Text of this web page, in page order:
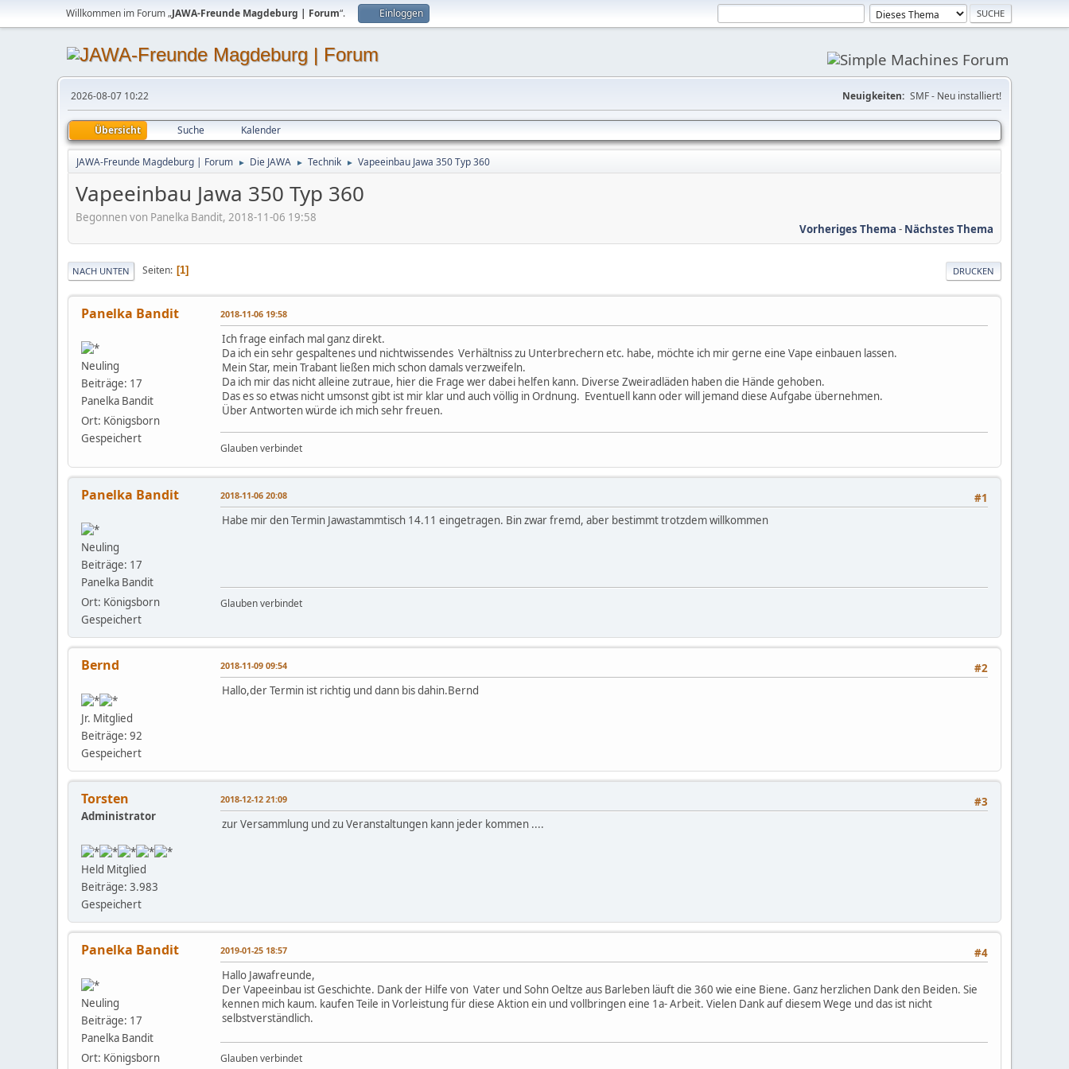
Willkommen im Forum „JAWA-Freunde Magdeburg | Forum“. Einloggen
2026-08-07 10:22 Neuigkeiten: SMF - Neu installiert!
Übersicht Suche Kalender
JAWA-Freunde Magdeburg | Forum ► Die JAWA ► Technik ► Vapeeinbau Jawa 350 Typ 360
Vapeeinbau Jawa 350 Typ 360
Begonnen von Panelka Bandit, 2018-11-06 19:58
Vorheriges Thema - Nächstes Thema
DRUCKEN
NACH UNTEN Seiten 1
Panelka Bandit
Neuling
Beiträge: 17
Panelka Bandit
Ort: Königsborn
Gespeichert
2018-11-06 19:58
Ich frage einfach mal ganz direkt.
Da ich ein sehr gespaltenes und nichtwissendes Verhältniss zu Unterbrechern etc. habe, möchte ich mir gerne eine Vape einbauen lassen.
Mein Star, mein Trabant ließen mich schon damals verzweifeln.
Da ich mir das nicht alleine zutraue, hier die Frage wer dabei helfen kann. Diverse Zweiradläden haben die Hände gehoben.
Das es so etwas nicht umsonst gibt ist mir klar und auch völlig in Ordnung. Eventuell kann oder will jemand diese Aufgabe übernehmen.
Über Antworten würde ich mich sehr freuen.
Glauben verbindet
Panelka Bandit
Neuling
Beiträge: 17
Panelka Bandit
Ort: Königsborn
Gespeichert
#1
2018-11-06 20:08
Habe mir den Termin Jawastammtisch 14.11 eingetragen. Bin zwar fremd, aber bestimmt trotzdem willkommen
Glauben verbindet
Bernd
Jr. Mitglied
Beiträge: 92
Gespeichert
#2
2018-11-09 09:54
Hallo,der Termin ist richtig und dann bis dahin.Bernd
Torsten
Administrator
Held Mitglied
Beiträge: 3.983
Gespeichert
#3
2018-12-12 21:09
zur Versammlung und zu Veranstaltungen kann jeder kommen ....
Panelka Bandit
Neuling
Beiträge: 17
Panelka Bandit
Ort: Königsborn
#4
2019-01-25 18:57
Hallo Jawafreunde,
Der Vapeeinbau ist Geschichte. Dank der Hilfe von Vater und Sohn Oeltze aus Barleben läuft die 360 wie eine Biene. Ganz herzlichen Dank den Beiden. Sie
kennen mich kaum. kaufen Teile in Vorleistung für diese Aktion ein und vollbringen eine 1a- Arbeit. Vielen Dank auf diesem Wege und das ist nicht
selbstverständlich.
Glauben verbindet